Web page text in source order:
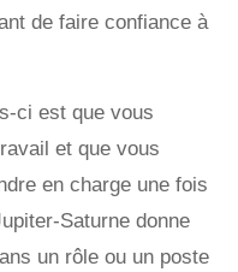
de faire confiance à
ci est que vous
et que vous
en charge une fois
Saturne donne
un rôle ou un poste